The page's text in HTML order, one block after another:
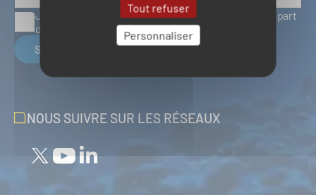
Tout refuser
Personnaliser
J'accepte de recevoir des articles d'actualité de la part
du Pôle Mer Bretagne Atlantique
S'inscrire
NOUS SUIVRE SUR LES RÉSEAUX